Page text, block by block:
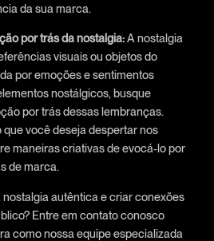
da sua marca.
por trás da nostalgia:A nostalgia
visuais ou objetos do
por emoções e sentimentos
nostálgicos, busque
por trás dessas lembranças.
você deseja despertar nos
maneiras criativas de evocá-lo por
de marca.
autêntica e criar conexões
Entre em contato conosco
como nossa equipe especializada